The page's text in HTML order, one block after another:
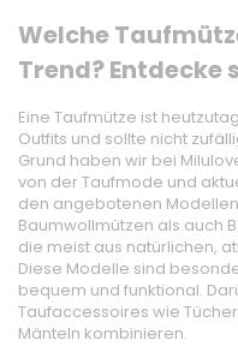
Welche
Trend? Entdecke
Eine Taufmütze ist
Outfits und sollte nicht
Grund haben wir bei
von der Taufmode und
den angebotenen
Baumwollmützen als auch
die meist aus natürlichen,
Diese Modelle sind
bequem und funktional.
Taufaccessoires wie
Mänteln kombinieren.